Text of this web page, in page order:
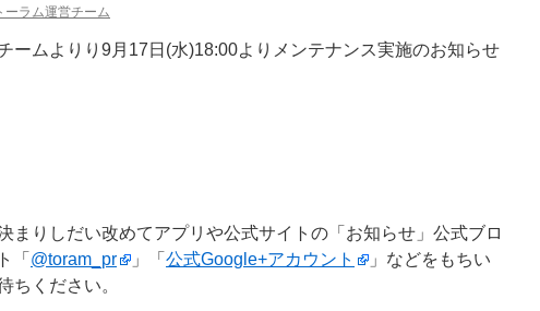
ーラム運営チーム
ームよりり9月17日(水)18:00よりメンテナンス実施のお知らせ
まりしだい改めてアプリや公式サイトの「お知らせ」公式ブロ
「 @toram_pr 」「 公式Google+アカウント
」などをもちい
ちください。